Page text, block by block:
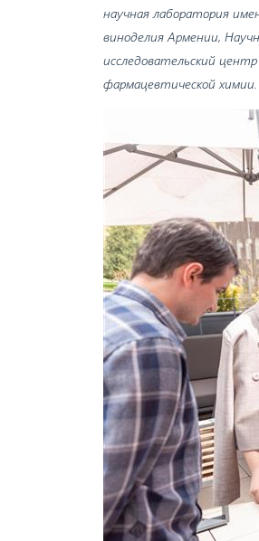
научная лаборатория
виноделия Армении,
исследовательский
фармацевтической химии.